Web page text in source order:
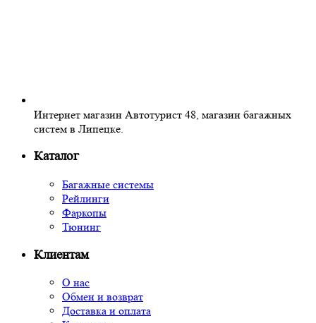
Интернет магазин Автотурист 48, магазин багажных
систем в Липецке.
Каталог
Багажные системы
Рейлинги
Фаркопы
Тюнинг
Клиентам
О нас
Обмен и возврат
Доставка и оплата